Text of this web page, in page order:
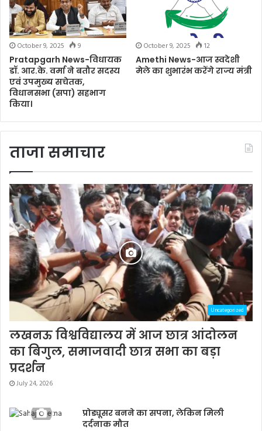
October 9, 2025
9
Pratapgarh News-विधायक
डॉ. आर.के. वर्मा ने बतौर सदस्य
एवं उपमुख्य सचेतक,
विधानसभा (सपा) सहभाग
किया।
October 9, 2025
12
Amethi News-आज स्वदेशी
मेले का शुभारंभ करेंगे राज्य मंत्री
ताजा समाचार
Uncategorized
लखनऊ विश्वविद्यालय में आज छात्र आंदोलन
का बिगुल, समाजवादी छात्र सभा का बड़ा
प्रदर्शन
July 24, 2026
प्रोड्यूसर बनने का सपना, लेकिन मिली
दर्दनाक मौत